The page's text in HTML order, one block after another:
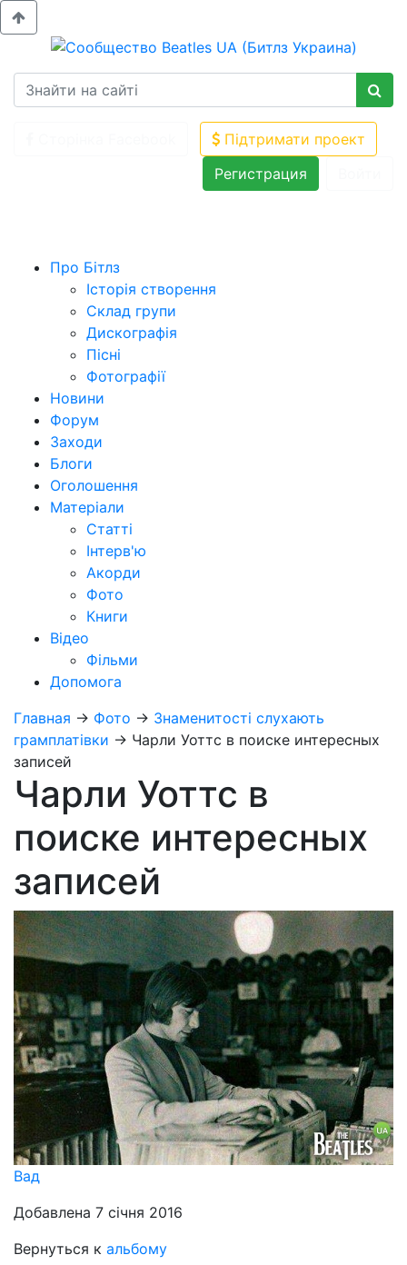
Підтримати проект
Регистрация
Про Бітлз
Історія створення
Склад групи
Дискографія
Пісні
Фотографії
Новини
Форум
Заходи
Блоги
Оголошення
Матеріали
Статті
Інтерв'ю
Акорди
Фото
Книги
Відео
Фільми
Допомога
Главная → Фото → Знаменитості слухають
грамплатівки → Чарли Уоттс в поиске интересных
записей
Чарли Уоттс в
поиске интересных
записей
Вад
Добавлена 7 січня 2016
Вернуться к альбому